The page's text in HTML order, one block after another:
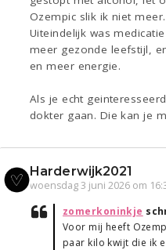
Ozempic slik ik niet meer.
Uiteindelijk was
meer gezonde leefstijl,
en meer energie.
Als je echt
dokter gaan. Die kan je
Harderwijk2021
woensdag 3 juni 2026 om
zomerkoninkje
Voor mij heeft
paar kilo kwijt die ik